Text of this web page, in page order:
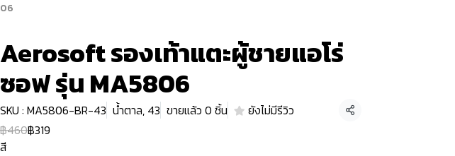
Aerosoft รองเท้าแตะผู้ชายแอโร่
ซอฟ รุ่น MA5806
SKU : MA5806-BR-43 น้ำตาล, 43 ขายแล้ว 0 ชิ้น ยังไม่มีรีวิว แชร์
฿460฿319
สี